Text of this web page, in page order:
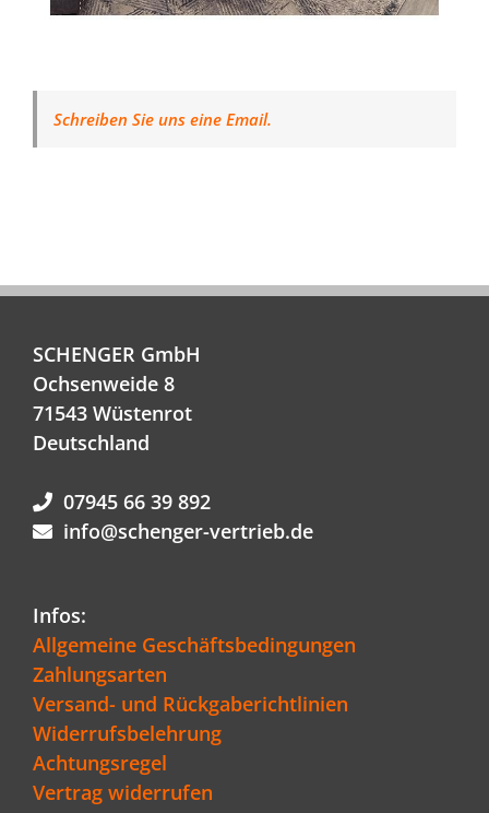
Schreiben Sie uns eine Email.
SCHENGER GmbH
Ochsenweide 8
71543 Wüstenrot
Deutschland
07945 66 39 892
info@schenger-vertrieb.de
Infos:
Allgemeine Geschäftsbedingungen
Zahlungsarten
Versand- und Rückgaberichtlinien
Widerrufsbelehrung
Achtungsregel
Vertrag widerrufen